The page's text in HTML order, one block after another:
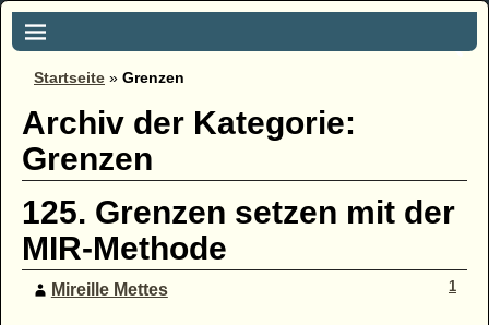
Startseite » Grenzen
Archiv der Kategorie:
Grenzen
125. Grenzen setzen mit der
MIR-Methode
Mireille Mettes 1